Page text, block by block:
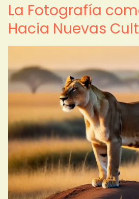
La Fotografía
Hacia Nuevas